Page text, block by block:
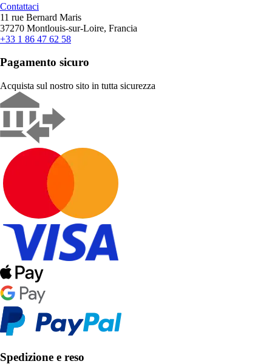
Contattaci
11 rue Bernard Maris
37270 Montlouis-sur-Loire, Francia
+33 1 86 47 62 58
Pagamento sicuro
Acquista sul nostro sito in tutta sicurezza
Spedizione e reso